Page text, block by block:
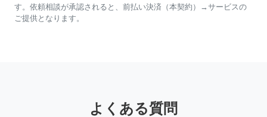
す。依頼相談が承認されると、前払い決済（本契約）→サービスの
ご提供となります。
よくある質問